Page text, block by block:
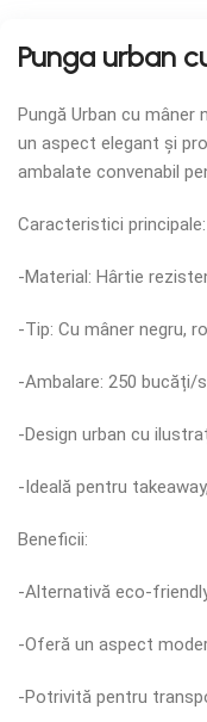
Punga urban
Pungă Urban cu
un aspect elegant și
ambalate convenabil
Caracteristici principale:
-Material: Hârtie
-Tip: Cu mâner negru,
-Ambalare: 250 bucăți/
-Design urban cu
-Ideală pentru
Beneficii:
-Alternativă eco-
-Oferă un aspect
-Potrivită pentru